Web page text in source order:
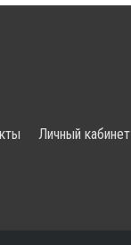
Личный кабинет